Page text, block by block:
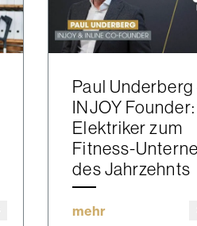
Paul Underberg
INJOY
Elektriker zum
Fitness-
des Jahrzehnts
mehr